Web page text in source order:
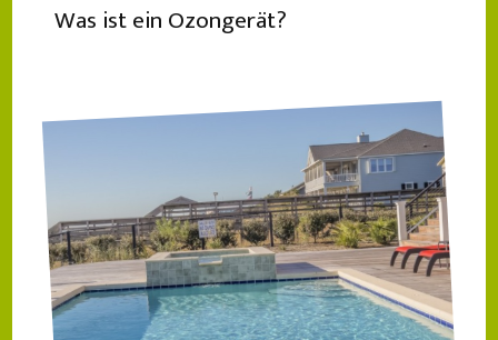
Was ist ein Ozongerät?